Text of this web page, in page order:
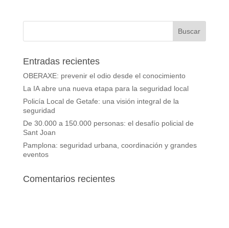
Entradas recientes
OBERAXE: prevenir el odio desde el conocimiento
La IA abre una nueva etapa para la seguridad local
Policía Local de Getafe: una visión integral de la
seguridad
De 30.000 a 150.000 personas: el desafío policial de
Sant Joan
Pamplona: seguridad urbana, coordinación y grandes
eventos
Comentarios recientes